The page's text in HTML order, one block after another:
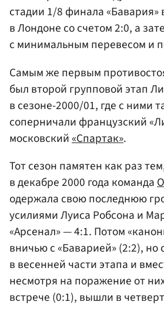
стадии 1/8 финала «Бавария»
в Лондоне со счетом 2:0, а
с минимальным перевесом и
Самым же первым
был второй групповой этап
в сезоне-2000/01, где с ними
соперничали французский
московский«Спартак».
Тот сезон памятен как раз
в декабре 2000 года команда
одержала свою последнюю
усилиями Луиса Робсона и
«Арсенал» — 4:1. Потом
вничью с «Баварией» (2:2), но
в весенней части этапа и
несмотря на поражение от
встрече (0:1), вышли в